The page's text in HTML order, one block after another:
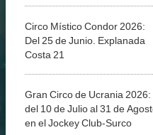
Circo Místico Condor 2026:
Del 25 de Junio. Explanada
Costa 21
Gran Circo de Ucrania 2026:
del 10 de Julio al 31 de
en el Jockey Club-Surco